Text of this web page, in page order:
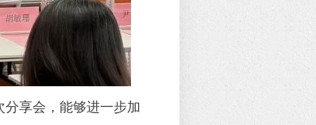
享会，能够进一步加